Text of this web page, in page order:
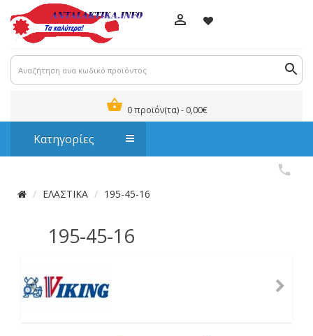
0 προϊόν(τα) - 0,00€
Κατηγορίες
ΕΛΑΣΤΙΚΑ 195-45-16
195-45-16